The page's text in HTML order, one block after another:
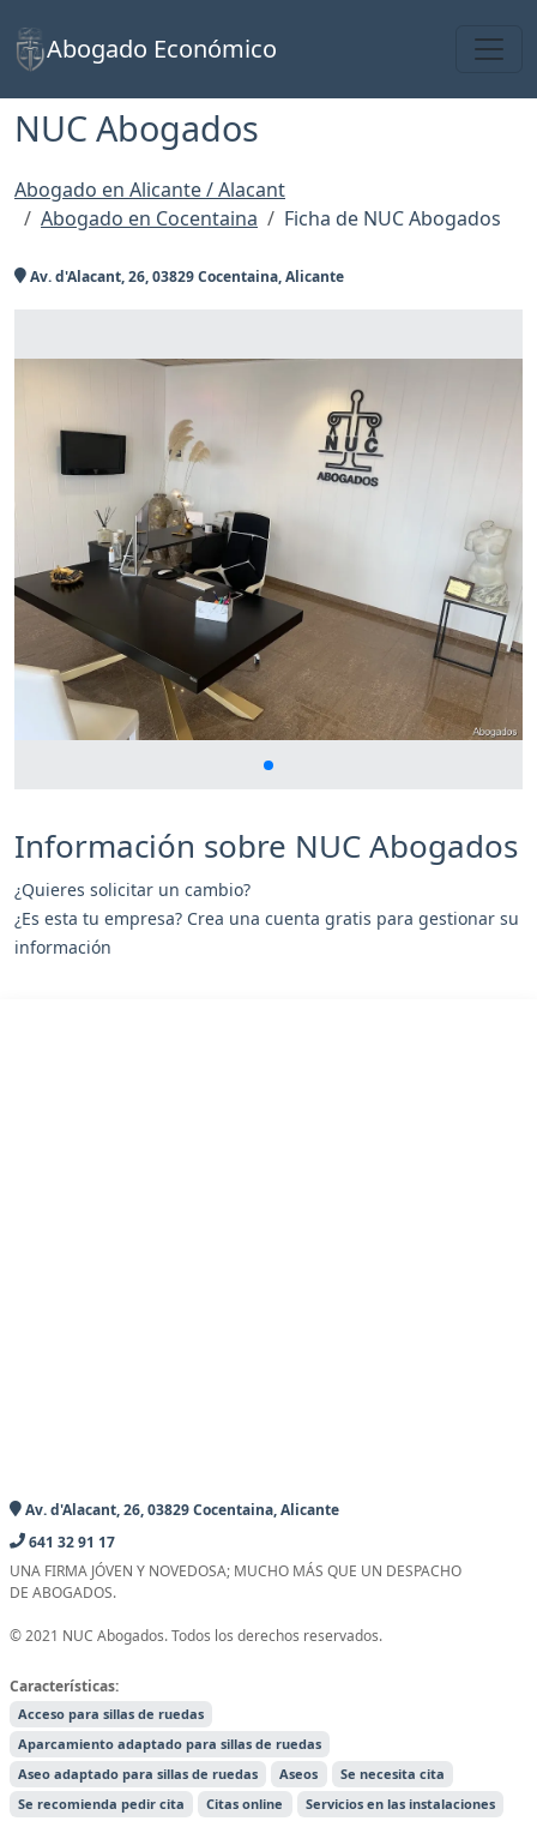
Abogado Económico
NUC Abogados
Abogado en Alicante / Alacant
Abogado en Cocentaina
Ficha de NUC Abogados
Av. d'Alacant, 26, 03829 Cocentaina, Alicante
Información sobre NUC Abogados
¿Quieres solicitar un cambio?
¿Es esta tu empresa? Crea una cuenta gratis para gestionar su
información
Av. d'Alacant, 26, 03829 Cocentaina, Alicante
641 32 91 17
UNA FIRMA JÓVEN Y NOVEDOSA; MUCHO MÁS QUE UN DESPACHO
DE ABOGADOS.
© 2021 NUC Abogados. Todos los derechos reservados.
Características:
Acceso para sillas de ruedas
Aparcamiento adaptado para sillas de ruedas
Aseo adaptado para sillas de ruedas
Aseos
Se necesita cita
Se recomienda pedir cita
Citas online Servicios en las instalaciones